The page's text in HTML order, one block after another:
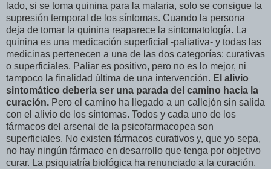
lado, si se toma quinina para la malaria, solo se consigue la
supresión temporal de los síntomas. Cuando la persona
deja de tomar la quinina reaparece la sintomatología. La
quinina es una medicación superficial -paliativa- y todas las
medicinas pertenecen a una de las dos categorías: curativas
o superficiales. Paliar es positivo, pero no es lo mejor, ni
tampoco la finalidad última de una intervención. El alivio
sintomático debería ser una parada del camino hacia la
curación. Pero el camino ha llegado a un callejón sin salida
con el alivio de los síntomas. Todos y cada uno de los
fármacos del arsenal de la psicofarmacopea son
superficiales. No existen fármacos curativos y, que yo sepa,
no hay ningún fármaco en desarrollo que tenga por objetivo
curar. La psiquiatría biológica ha renunciado a la curación.